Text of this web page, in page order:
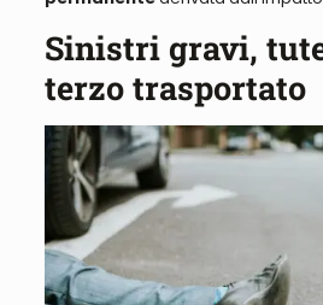
Sinistri gravi,
terzo trasportato